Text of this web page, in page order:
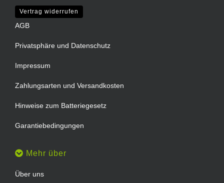
Vertrag widerrufen
AGB
Privatsphäre und Datenschutz
Impressum
Zahlungsarten und Versandkosten
Hinweise zum Batteriegesetz
Garantiebedingungen
Mehr über
Über uns